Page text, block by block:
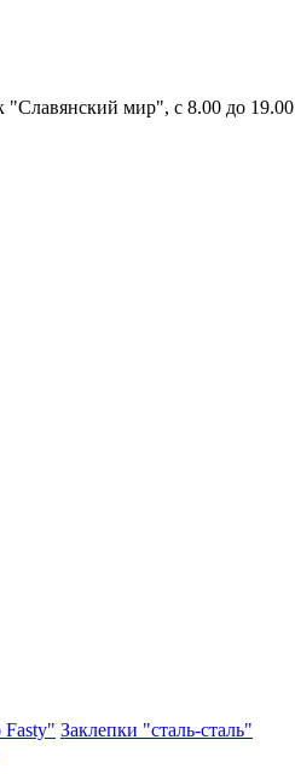
мир", с 8.00 до 19.00
Fasty" Заклепки "сталь-сталь"